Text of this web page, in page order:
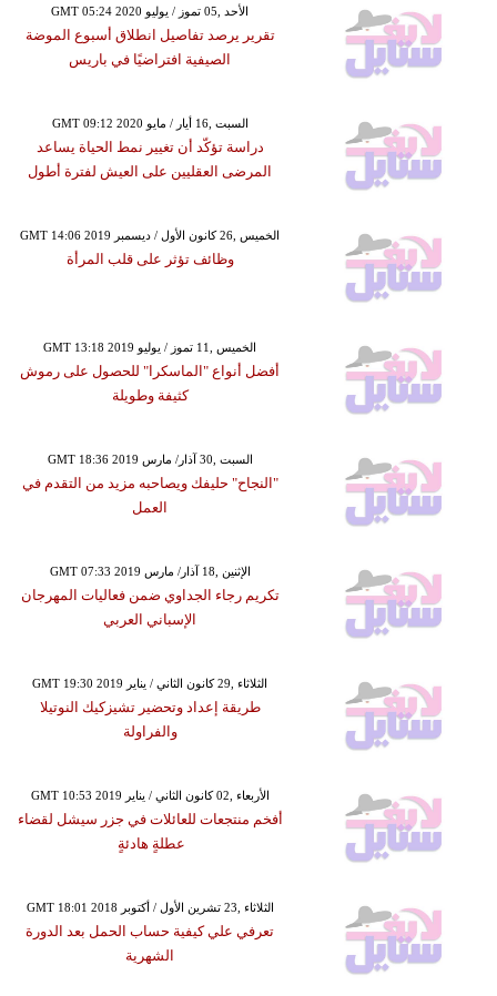
GMT 05:24 2020 الأحد ,05 تموز / يوليو
تقرير يرصد تفاصيل انطلاق أسبوع الموضة
الصيفية افتراضيًا في باريس
GMT 09:12 2020 السبت ,16 أيار / مايو
دراسة تؤكّد أن تغيير نمط الحياة يساعد
المرضى العقليين على العيش لفترة أطول
GMT 14:06 2019 الخميس ,26 كانون الأول / ديسمبر
وظائف تؤثر على قلب المرأة
GMT 13:18 2019 الخميس ,11 تموز / يوليو
أفضل أنواع "الماسكرا" للحصول على رموش
كثيفة وطويلة
GMT 18:36 2019 السبت ,30 آذار/ مارس
"النجاح" حليفك ويصاحبه مزيد من التقدم في
العمل
GMT 07:33 2019 الإثنين ,18 آذار/ مارس
تكريم رجاء الجداوي ضمن فعاليات المهرجان
الإسباني العربي
GMT 19:30 2019 الثلاثاء ,29 كانون الثاني / يناير
طريقة إعداد وتحضير تشيزكيك النوتيلا
والفراولة
GMT 10:53 2019 الأربعاء ,02 كانون الثاني / يناير
أفخم منتجعات للعائلات في جزر سيشل لقضاء
عطلةٍ هادئةٍ
GMT 18:01 2018 الثلاثاء ,23 تشرين الأول / أكتوبر
تعرفي علي كيفية حساب الحمل بعد الدورة
الشهرية